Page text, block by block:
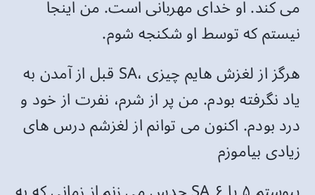
می کند. او خدای مهربانی است. من اینجا
نیستم که توسط او شکنجه شوم.
قبل از آمدن به SA، هرگز از لغزش هایم چیزی
یاد نگرفته بودم. من پر از شرم، نفرت از خود و
درد بودم. اکنون می توانم از لغزشم درس های
زیادی بیاموزم